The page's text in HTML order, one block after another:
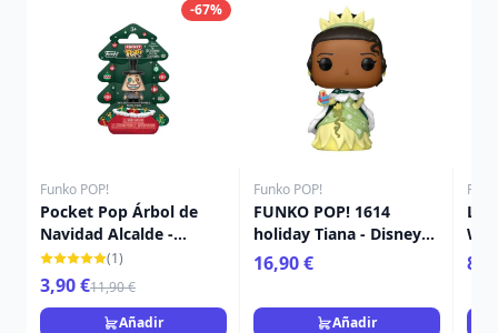
-67%
Funko POP!
Pocket Pop Árbol de
Navidad Alcalde -
Disney Pesadilla antes
Navidad
(1)
3,90 €11,90 €
Añadir
Funko POP!
FUNKO POP! 1614
holiday Tiana - Disney
Princess
16,90 €
Añadir